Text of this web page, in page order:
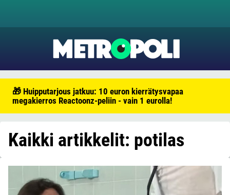
🎁 Huipputarjous jatkuu: 10 euron kierrätysvapaa
megakierros Reactoonz-peliin - vain 1 eurolla!
Kaikki artikkelit: potilas